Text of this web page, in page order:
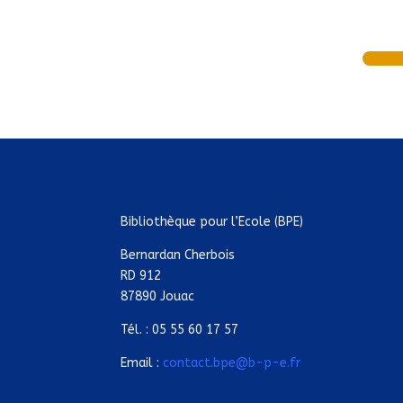
Bibliothèque pour l’Ecole (BPE)
Bernardan Cherbois
RD 912
87890 Jouac
Tél. : 05 55 60 17 57
Email : contact.bpe@b-p-e.fr